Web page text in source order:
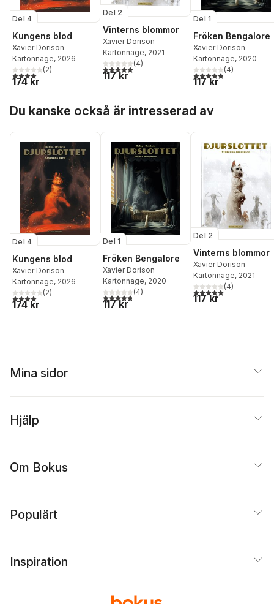
Del 4
Kungens blod
Xavier Dorison
Kartonnage, 2026
4,0utav 5 stjärnor. Totalt antal röster:
(2)
174 kr
Del 2
Vinterns blommor
Xavier Dorison
Kartonnage, 2021
5,0utav 5 stjärnor. Totalt antal röster:
(4)
117 kr
Del 1
Fröken Bengalore
Xavier Dorison
Kartonnage, 2020
4,8utav 5 stjärnor.
(4)
117 kr
Du kanske också är intresserad av
Del 4
Kungens blod
Xavier Dorison
Kartonnage, 2026
4,0utav 5 stjärnor. Totalt antal röster:
(2)
174 kr
Del 1
Fröken Bengalore
Xavier Dorison
Kartonnage, 2020
4,8utav 5 stjärnor. Totalt antal röster:
(4)
117 kr
Del 2
Vinterns blommor
Xavier Dorison
Kartonnage, 2021
5,0utav 5 stjärnor.
(4)
117 kr
Mina sidor
Hjälp
Om Bokus
Populärt
Inspiration